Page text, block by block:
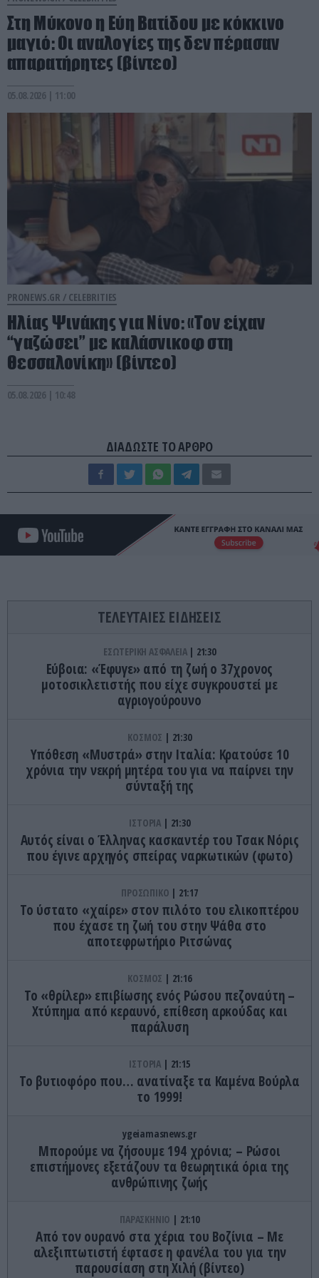
Στη Μύκονο η Εύη Βατίδου με κόκκινο
μαγιό: Οι αναλογίες της δεν πέρασαν
απαρατήρητες (βίντεο)
05.08.2026 | 11:00
PRONEWS.GR / CELEBRITIES
Ηλίας Ψινάκης για Νίνο: «Τον είχαν
“γαζώσει” με καλάσνικοφ στη
Θεσσαλονίκη» (βίντεο)
05.08.2026 | 10:48
ΔΙΑΔΩΣΤΕ ΤΟ ΑΡΘΡΟ
ΤΕΛΕΥΤΑΙΕΣ ΕΙΔΗΣΕΙΣ
ΕΣΩΤΕΡΙΚΗ ΑΣΦΑΛΕΙΑ 21:30
Εύβοια: «Έφυγε» από τη ζωή ο 37χρονος
μοτοσικλετιστής που είχε συγκρουστεί με
αγριογούρουνο
ΚΟΣΜΟΣ 21:30
Υπόθεση «Μυστρά» στην Ιταλία: Κρατούσε 10
χρόνια την νεκρή μητέρα του για να παίρνει την
σύνταξή της
ΙΣΤΟΡΙΑ 21:30
Αυτός είναι ο Έλληνας κασκαντέρ του Τσακ Νόρις
που έγινε αρχηγός σπείρας ναρκωτικών (φωτο)
ΠΡΟΣΩΠΙΚΟ 21:17
Το ύστατο «χαίρε» στον πιλότο του ελικοπτέρου
που έχασε τη ζωή του στην Ψάθα στο
αποτεφρωτήριο Ριτσώνας
ΚΟΣΜΟΣ 21:16
Το «θρίλερ» επιβίωσης ενός Ρώσου πεζοναύτη –
Χτύπημα από κεραυνό, επίθεση αρκούδας και
παράλυση
ΙΣΤΟΡΙΑ 21:15
Το βυτιοφόρο που… ανατίναξε τα Καμένα Βούρλα
το 1999!
ygeiamasnews.gr
Μπορούμε να ζήσουμε 194 χρόνια; – Ρώσοι
επιστήμονες εξετάζουν τα θεωρητικά όρια της
ανθρώπινης ζωής
ΠΑΡΑΣΚΗΝΙΟ 21:10
Από τον ουρανό στα χέρια του Βοζίνια – Με
αλεξιπτωτιστή έφτασε η φανέλα του για την
παρουσίαση στη Χιλή (βίντεο)